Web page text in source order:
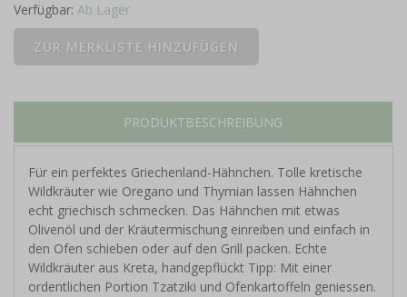
Verfügbar: Ab Lager
PRODUKTBESCHREIBUNG
Für ein perfektes Griechenland-Hähnchen. Tolle kretische
Wildkräuter wie Oregano und Thymian lassen Hähnchen
echt griechisch schmecken. Das Hähnchen mit etwas
Olivenöl und der Kräutermischung einreiben und einfach in
den Ofen schieben oder auf den Grill packen. Echte
Wildkräuter aus Kreta, handgepflückt Tipp: Mit einer
ordentlichen Portion Tzatziki und Ofenkartoffeln geniessen.